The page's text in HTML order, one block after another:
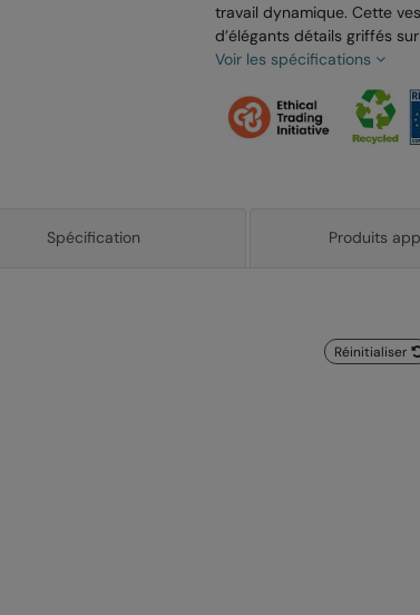
travail dynamique. Cette
d’élégants détails griffés
Voir les spécifications
Spécification Produits
Réinitialiser